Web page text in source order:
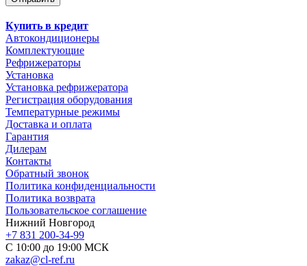
Купить в кредит
Автокондиционеры
Комплектующие
Рефрижераторы
Установка
Установка рефрижератора
Регистрация оборудования
Температурные режимы
Доставка и оплата
Гарантия
Дилерам
Контакты
Обратный звонок
Политика конфиденциальности
Политика возврата
Пользовательское соглашение
Нижний Новгород
+7 831 200-34-99
С 10:00 до 19:00 МСК
zakaz@cl-ref.ru